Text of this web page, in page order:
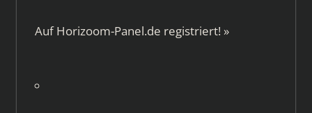
AufHorizoom-Panel.de registriert! »